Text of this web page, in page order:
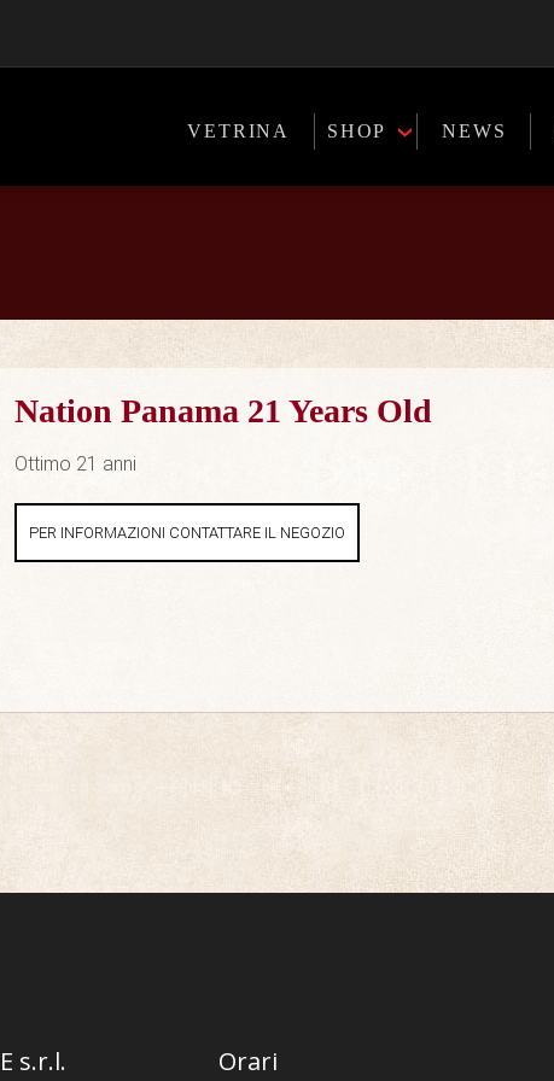
VETRINA SHOP NEWS
Nation Panama 21 Years Old
Ottimo 21 anni
PER INFORMAZIONI CONTATTARE IL NEGOZIO
s.r.l. Orari